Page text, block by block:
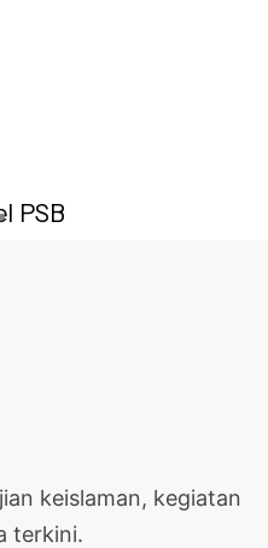
PSB
keislaman, kegiatan
terkini.